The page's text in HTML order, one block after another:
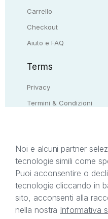
Carrello
Checkout
Aiuto e FAQ
Terms
Privacy
Termini & Condizioni
Il presente sito web è
titolare di tutti i
afferenti ai marchi,
sul sito web. Si invita
Noi e alcuni partner
tecnologie simili come
Puoi acconsentire o
tecnologie cliccando in
sito, acconsenti alla
nella nostra Informativa